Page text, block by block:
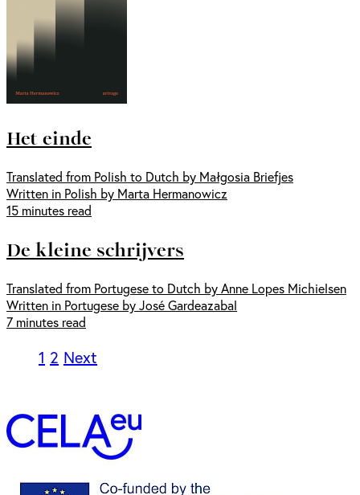
Het einde
Translated from Polish to Dutch by Małgosia Briefjes
Written in Polish by Marta Hermanowicz
15 minutes read
De kleine schrijvers
Translated from Portugese to Dutch by Anne Lopes Michielsen
Written in Portugese by José Gardeazabal
7 minutes read
1 2 Next